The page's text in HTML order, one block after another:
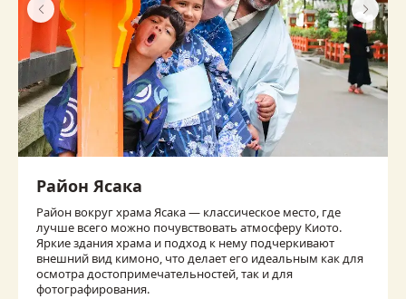
Район Ясака
Район вокруг храма Ясака — классическое место, где
лучше всего можно почувствовать атмосферу Киото.
Яркие здания храма и подход к нему подчеркивают
внешний вид кимоно, что делает его идеальным как для
осмотра достопримечательностей, так и для
фотографирования.